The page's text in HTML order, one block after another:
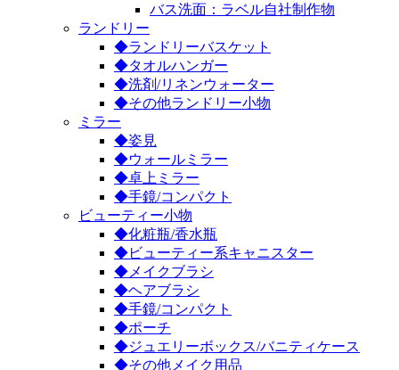
バス洗面：ラベル自社制作物
ランドリー
◆ランドリーバスケット
◆タオルハンガー
◆洗剤/リネンウォーター
◆その他ランドリー小物
ミラー
◆姿見
◆ウォールミラー
◆卓上ミラー
◆手鏡/コンパクト
ビューティー小物
◆化粧瓶/香水瓶
◆ビューティー系キャニスター
◆メイクブラシ
◆ヘアブラシ
◆手鏡/コンパクト
◆ポーチ
◆ジュエリーボックス/バニティケース
◆その他メイク用品